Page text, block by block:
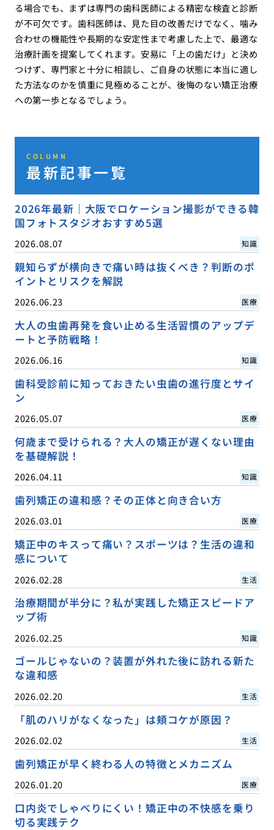
る場合でも、まずは専門の歯科医師による精密な検査と診断
が不可欠です。歯科医師は、見た目の改善だけでなく、噛み
合わせの機能性や長期的な安定性まで考慮した上で、最適な
治療計画を提案してくれます。安易に「上の歯だけ」と決め
つけず、専門家と十分に相談し、ご自身の状態に本当に適し
た方法なのかを慎重に見極めることが、後悔のない矯正治療
への第一歩となるでしょう。
COLUMN
最新記事一覧
2026年最新｜大阪でロケーション撮影ができる韓
国フォトスタジオおすすめ5選
2026.08.07 知識
親知らずが横向きで痛い時は抜くべき？判断のポ
イントとリスクを解説
2026.06.23 医療
大人の虫歯再発を食い止める生活習慣のアップデ
ートと予防戦略！
2026.06.16 知識
歯科受診前に知っておきたい虫歯の進行度とサイ
ン
2026.05.07 医療
何歳まで受けられる？大人の矯正が遅くない理由
を基礎解説！
2026.04.11 知識
歯列矯正の違和感？その正体と向き合い方
2026.03.01 医療
矯正中のキスって痛い？スポーツは？生活の違和
感について
2026.02.28 生活
治療期間が半分に？私が実践した矯正スピードア
ップ術
2026.02.25 知識
ゴールじゃないの？装置が外れた後に訪れる新た
な違和感
2026.02.20 生活
「肌のハリがなくなった」は頬コケが原因？
2026.02.02 生活
歯列矯正が早く終わる人の特徴とメカニズム
2026.01.20 医療
口内炎でしゃべりにくい！矯正中の不快感を乗り
切る実践テク